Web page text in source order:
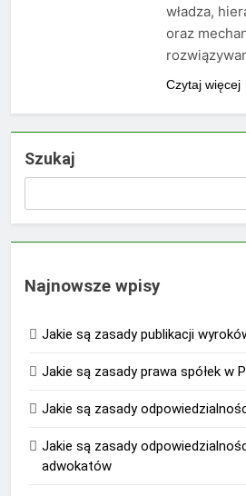
władza,
oraz
Czytaj więcej
Szukaj
Najnowsze wpisy
Jakie są zasady publikacji
Jakie są zasady prawa spółek w
Jakie są zasady
Jakie są zasady
adwokatów